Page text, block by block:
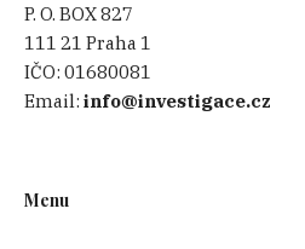
P. O. BOX 827
111 21 Praha 1
IČO:01680081
Email:info@investigace.cz
Menu